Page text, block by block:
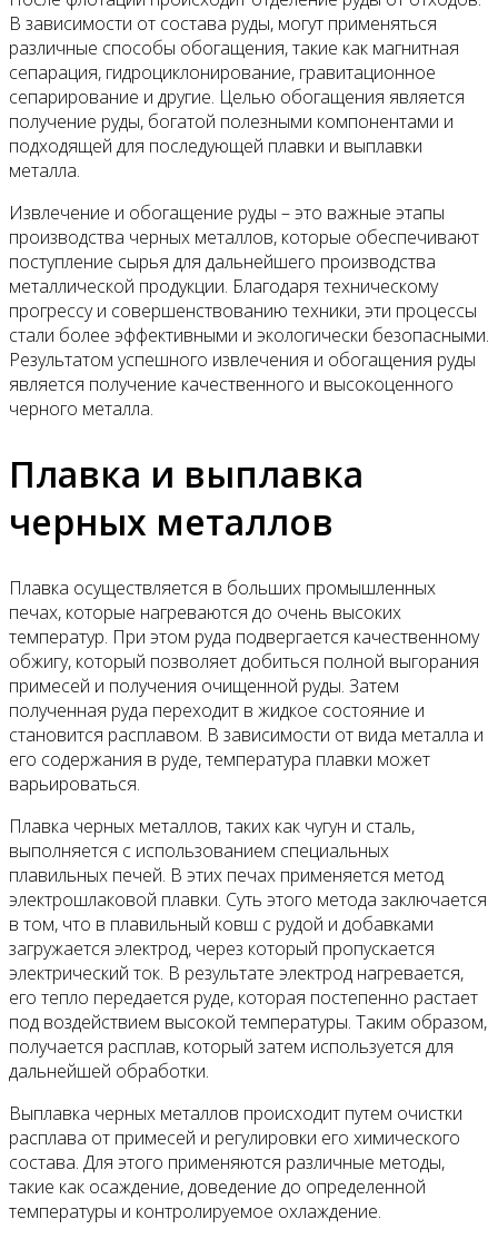
В зависимости от состава руды, могут применяться
различные способы обогащения, такие как магнитная
сепарация, гидроциклонирование, гравитационное
сепарирование и другие. Целью обогащения является
получение руды, богатой полезными компонентами и
подходящей для последующей плавки и выплавки
металла.
Извлечение и обогащение руды – это важные этапы
производства черных металлов, которые обеспечивают
поступление сырья для дальнейшего производства
металлической продукции. Благодаря техническому
прогрессу и совершенствованию техники, эти процессы
стали более эффективными и экологически безопасными.
Результатом успешного извлечения и обогащения руды
является получение качественного и высокоценного
черного металла.
Плавка и выплавка
черных металлов
Плавка осуществляется в больших промышленных
печах, которые нагреваются до очень высоких
температур. При этом руда подвергается качественному
обжигу, который позволяет добиться полной выгорания
примесей и получения очищенной руды. Затем
полученная руда переходит в жидкое состояние и
становится расплавом. В зависимости от вида металла и
его содержания в руде, температура плавки может
варьироваться.
Плавка черных металлов, таких как чугун и сталь,
выполняется с использованием специальных
плавильных печей. В этих печах применяется метод
электрошлаковой плавки. Суть этого метода заключается
в том, что в плавильный ковш с рудой и добавками
загружается электрод, через который пропускается
электрический ток. В результате электрод нагревается,
его тепло передается руде, которая постепенно растает
под воздействием высокой температуры. Таким образом,
получается расплав, который затем используется для
дальнейшей обработки.
Выплавка черных металлов происходит путем очистки
расплава от примесей и регулировки его химического
состава. Для этого применяются различные методы,
такие как осаждение, доведение до определенной
температуры и контролируемое охлаждение.